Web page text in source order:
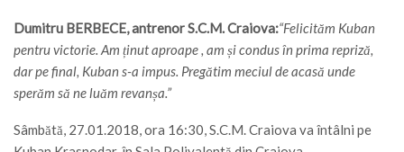
Dumitru BERBECE, antrenor S.C.M. Craiova:“Felicităm Kuban
pentru victorie. Am ținut aproape , am și condus în prima repriză,
dar pe final, Kuban s-a impus. Pregătim meciul de acasă unde
sperăm să ne luăm revanșa.”
Sâmbătă, 27.01.2018, ora 16:30, S.C.M. Craiova va întâlni pe